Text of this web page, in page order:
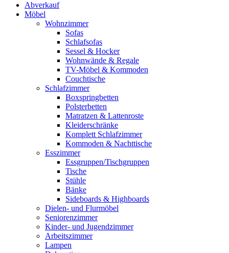
Abverkauf
Möbel
Wohnzimmer
Sofas
Schlafsofas
Sessel & Hocker
Wohnwände & Regale
TV-Möbel & Kommoden
Couchtische
Schlafzimmer
Boxspringbetten
Polsterbetten
Matratzen & Lattenroste
Kleiderschränke
Komplett Schlafzimmer
Kommoden & Nachttische
Esszimmer
Essgruppen/Tischgruppen
Tische
Stühle
Bänke
Sideboards & Highboards
Dielen- und Flurmöbel
Seniorenzimmer
Kinder- und Jugendzimmer
Arbeitszimmer
Lampen